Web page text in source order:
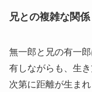
兄との複雑な関係
無一郎と兄の有一
有しながらも、生
次第に距離が生ま